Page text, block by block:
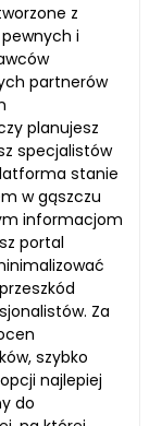
z
i
partnerów
planujesz
specjalistów
stanie
w gąszczu
informacjom
portal
Za
szybko
najlepiej
do